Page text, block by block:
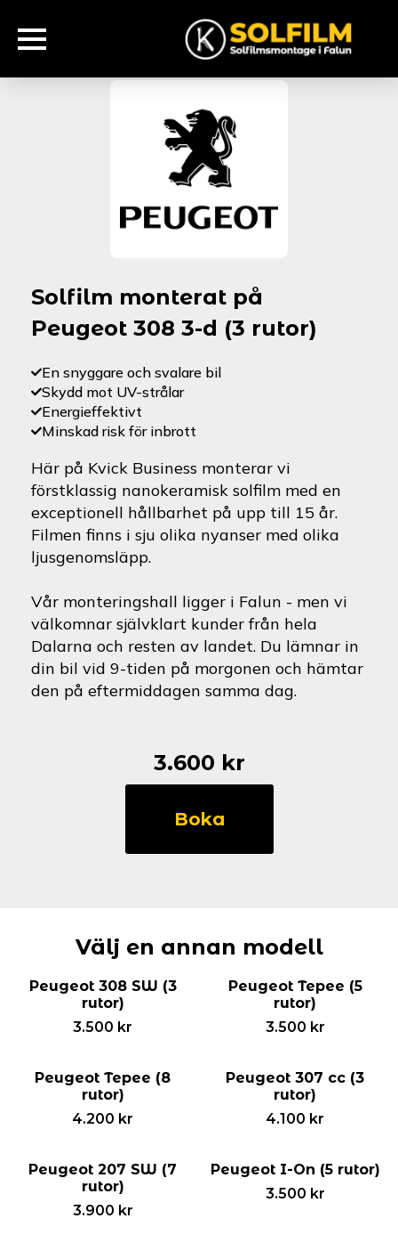
Solfilm monterat på
Peugeot 308 3-d (3 rutor)
En snyggare och svalare bil
Skydd mot UV-strålar
Energieffektivt
Minskad risk för inbrott
Här på Kvick Business monterar vi
förstklassig nanokeramisk solfilm med en
exceptionell hållbarhet på upp till 15 år.
Filmen finns i sju olika nyanser med olika
ljusgenomsläpp.
Vår monteringshall ligger i Falun - men vi
välkomnar självklart kunder från hela
Dalarna och resten av landet. Du lämnar in
din bil vid 9-tiden på morgonen och hämtar
den på eftermiddagen samma dag.
3.600 kr
Peugeot
(3
Boka
Välj en annan modell
Peugeot 308 SW (3
rutor)
3.500 kr
Peugeot Tepee (5
rutor)
3.500 kr
Peugeot Tepee (8
rutor)
4.200 kr
Peugeot 307 cc (3
rutor)
4.100 kr
Peugeot 207 SW (7
rutor)
3.900 kr
Peugeot I-On (5 rutor)
3.500 kr